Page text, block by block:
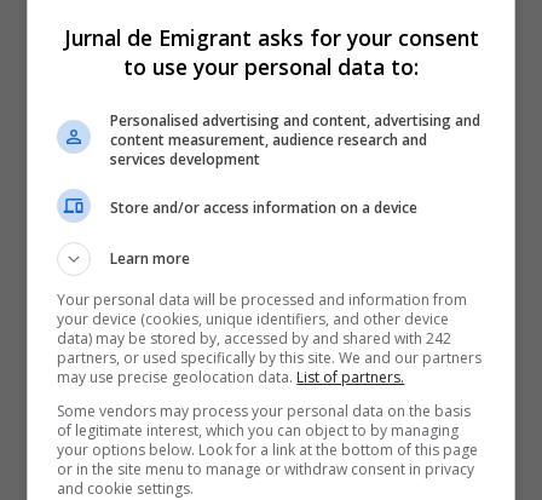
Jurnal de Emigrant asks for your consent
to use your personal data to:
Personalised advertising and content, advertising and
content measurement, audience research and
services development
Store and/or access information on a device
Learn more
Your personal data will be processed and information from
your device (cookies, unique identifiers, and other device
data) may be stored by, accessed by and shared with 242
partners, or used specifically by this site. We and our partners
may use precise geolocation data. List of partners.
Some vendors may process your personal data on the basis
of legitimate interest, which you can object to by managing
your options below. Look for a link at the bottom of this page
or in the site menu to manage or withdraw consent in privacy
and cookie settings.